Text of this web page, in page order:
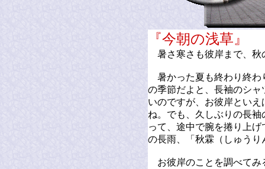
『今朝の浅
暑さ寒さも彼岸まで、秋
暑かった夏も終わり終わ
の季節だよと、長袖のシ
いのですが、お彼岸とい
ね。でも、久しぶりの長
って、途中で腕を捲り上
の長雨、「秋霖（しゅう
お彼岸のことを調べてみ